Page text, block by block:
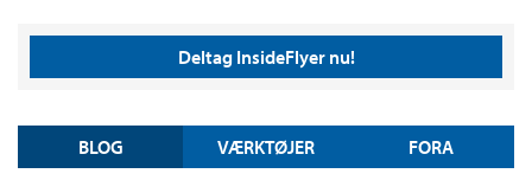
Deltag InsideFlyer nu!
BLOG VÆRKTØJER FORA